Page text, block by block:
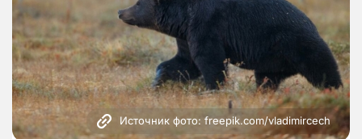
Источник фото: freepik.com/vladimircech